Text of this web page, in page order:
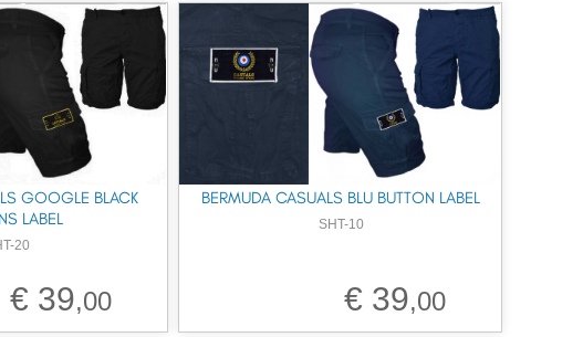
GOOGLE BLACK
LABEL
20
€ 39,00
BERMUDA CASUALS BLU BUTTON LABEL
SHT-10
€ 39,00